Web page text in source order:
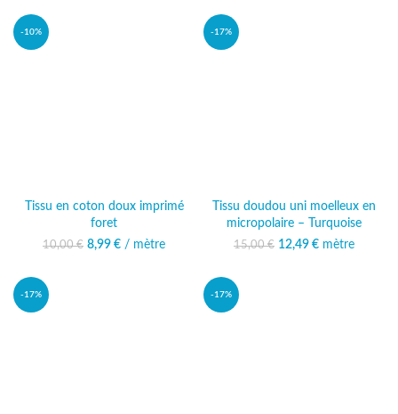
-10%
Tissu en coton doux imprimé
foret
10,00€ Le prix initial était :
8,99 € Le prix actuel
/ mètre
-17%
Tissu doudou uni moelleux en
micropolaire – Turquoise
15,00€ Le prix initial était :
12,49 €
Le prix
mètre
-17% -17%